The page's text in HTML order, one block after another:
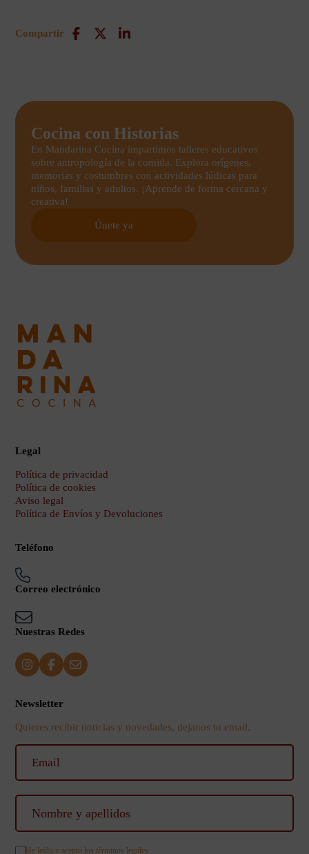
Compartir
Cocina con Historias
En Mandarina Cocina impartimos talleres educativos
sobre antropología de la comida. Explora orígenes,
memorias y costumbres con actividades lúdicas para
niños, familias y adultos. ¡Aprende de forma cercana y
creativa!
Únete ya
Legal
Política de privacidad
Política de cookies
Aviso legal
Política de Envíos y Devoluciones
Teléfono
Correo electrónico
Nuestras Redes
Newsletter
Quieres recibir noticias y novedades, dejanos tu email.
He leído y acepto los términos legales